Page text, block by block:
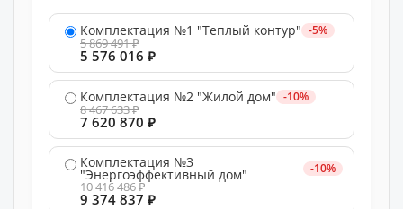
Комплектация №1 "Теплый контур" -5%
5 869 491 ₽
5 576 016 ₽
Комплектация №2 "Жилой дом" -10%
8 467 633 ₽
7 620 870 ₽
Комплектация №3
"Энергоэффективный дом" -10%
10 416 486 ₽
9 374 837 ₽